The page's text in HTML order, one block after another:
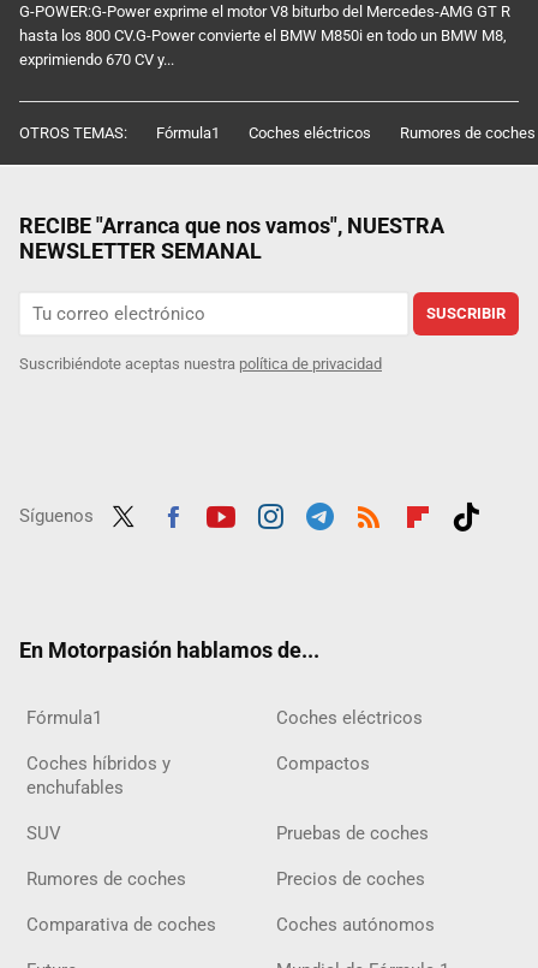
G-POWER:G-Power exprime el motor V8 biturbo del Mercedes-AMG GT R
hasta los 800 CV.G-Power convierte el BMW M850i en todo un BMW M8,
exprimiendo 670 CV y...
OTROS TEMAS: Fórmula1 Coches eléctricos Rumores de coches
RECIBE "Arranca que nos vamos", NUESTRA
NEWSLETTER SEMANAL
SUSCRIBIR
Suscribiéndote aceptas nuestra política de privacidad
Síguenos
En Motorpasión hablamos de...
Fórmula1 Coches eléctricos
Coches híbridos y
enchufables
Compactos
SUV Pruebas de coches
Rumores de coches Precios de coches
Comparativa de coches Coches autónomos